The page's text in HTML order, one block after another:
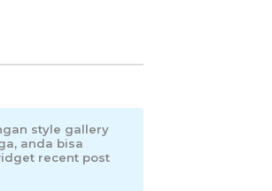
style gallery
anda bisa
recent post